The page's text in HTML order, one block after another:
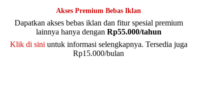
Akses Premium Bebas Iklan
Dapatkan akses bebas iklan dan fitur spesial premium
lainnya hanya dengan Rp55.000/tahun
Klik di sini untuk informasi selengkapnya. Tersedia juga
Rp15.000/bulan